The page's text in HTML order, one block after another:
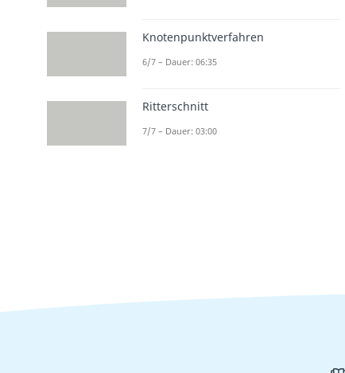
Knotenpunktverfahren
6/7 – Dauer: 06:35
Ritterschnitt
7/7 – Dauer: 03:00